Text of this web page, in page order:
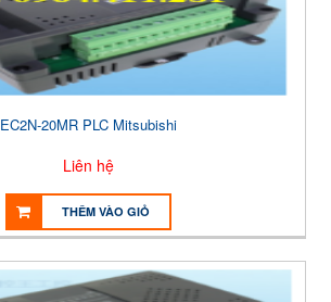
EC2N-20MR PLC Mitsubishi
Liên hệ
THÊM VÀO GIỎ